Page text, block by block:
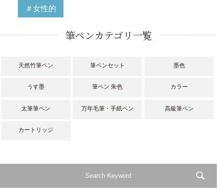
＃女性的
筆ペンカテゴリ一覧
天然竹筆ペン 筆ペンセット 墨色
うす墨 筆ペン 朱色 カラー
太筆筆ペン 万年毛筆・手紙ペン 高級筆ペン
カートリッジ